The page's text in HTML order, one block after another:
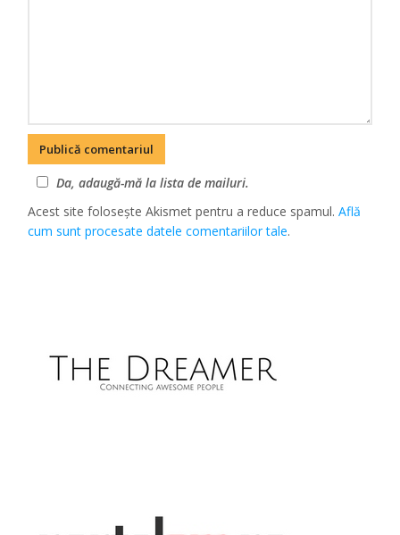
Da, adaugă-mă la lista de mailuri.
Acest site folosește Akismet pentru a reduce spamul.Află
cum sunt procesate datele comentariilor tale.